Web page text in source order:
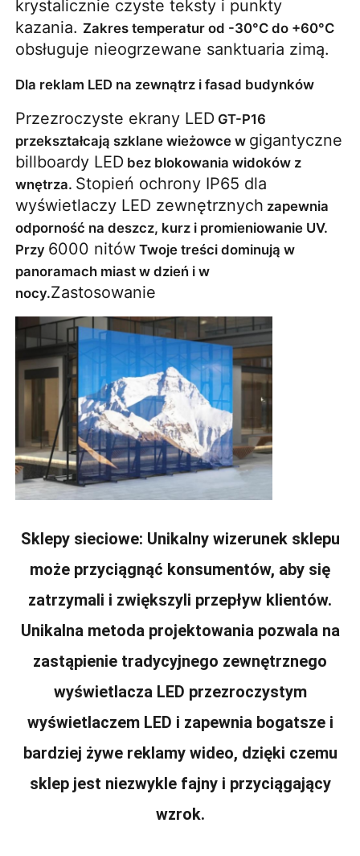
krystalicznie czyste teksty i punkty
kazania. Zakres temperatur od -30°C do +60°C
obsługuje nieogrzewane sanktuaria zimą.
Dla reklam LED na zewnątrz i fasad budynków
Przezroczyste ekrany LED GT-P16
przekształcają szklane wieżowce w gigantyczne
billboardy LED bez blokowania widoków z
wnętrza. Stopień ochrony IP65 dla
wyświetlaczy LED zewnętrznych zapewnia
odporność na deszcz, kurz i promieniowanie UV.
Przy 6000 nitów Twoje treści dominują w
panoramach miast w dzień i w
nocy.Zastosowanie
Sklepy sieciowe: Unikalny wizerunek sklepu
może przyciągnąć konsumentów, aby się
zatrzymali i zwiększyli przepływ klientów.
Unikalna metoda projektowania pozwala na
zastąpienie tradycyjnego zewnętrznego
wyświetlacza LED przezroczystym
wyświetlaczem LED i zapewnia bogatsze i
bardziej żywe reklamy wideo, dzięki czemu
sklep jest niezwykle fajny i przyciągający
wzrok.